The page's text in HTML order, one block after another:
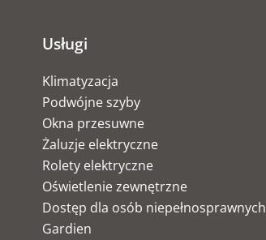
Usługi
Klimatyzacja
Podwójne szyby
Okna przesuwne
Żaluzje elektryczne
Rolety elektryczne
Oświetlenie zewnętrzne
Dostęp dla osób niepełnosprawnych
Gardien